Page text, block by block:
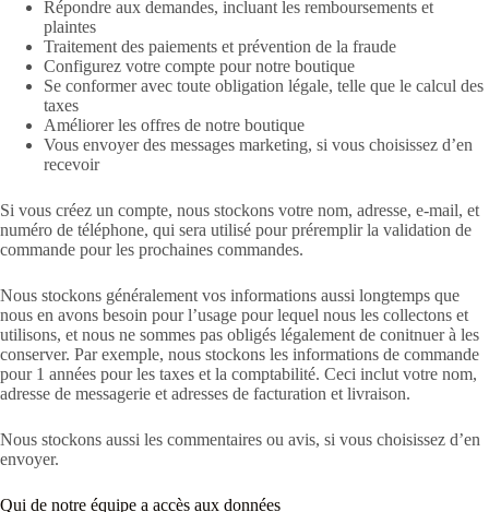
Répondre aux demandes, incluant les remboursements et
plaintes
Traitement des paiements et prévention de la fraude
Configurez votre compte pour notre boutique
Se conformer avec toute obligation légale, telle que le calcul des
taxes
Améliorer les offres de notre boutique
Vous envoyer des messages marketing, si vous choisissez d’en
recevoir
Si vous créez un compte, nous stockons votre nom, adresse, e-mail, et
numéro de téléphone, qui sera utilisé pour préremplir la validation de
commande pour les prochaines commandes.
Nous stockons généralement vos informations aussi longtemps que
nous en avons besoin pour l’usage pour lequel nous les collectons et
utilisons, et nous ne sommes pas obligés légalement de conitnuer à les
conserver. Par exemple, nous stockons les informations de commande
pour 1 années pour les taxes et la comptabilité. Ceci inclut votre nom,
adresse de messagerie et adresses de facturation et livraison.
Nous stockons aussi les commentaires ou avis, si vous choisissez d’en
envoyer.
Qui de notre équipe a accès aux données